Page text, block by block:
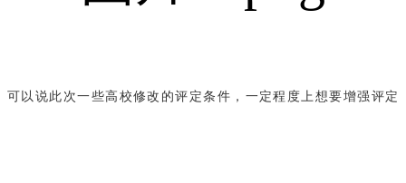
可以说此次一些高校修改的评定条件，一定程度上想要增强评定